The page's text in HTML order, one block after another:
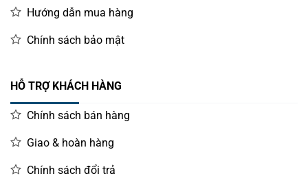
Hướng dẫn mua hàng
Chính sách bảo mật
HỖ TRỢ KHÁCH HÀNG
Chính sách bán hàng
Giao & hoàn hàng
Chính sách đổi trả